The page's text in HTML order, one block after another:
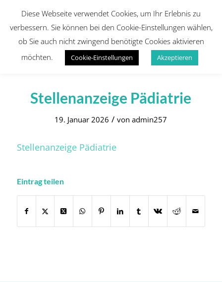
Stellenanzeige Pädiatrie
19. Januar 2026 / vonadmin257
Stellenanzeige Pädiatrie
Eintrag teilen
Diese Webseite verwendet Cookies, um Ihr Erlebnis zu
verbessern. Sie können bei den Cookie-Einstellungen wählen,
ob Sie auch nicht zwingend benötigte Cookies aktivieren
möchten.
Cookie-Einstellungen Akzeptieren